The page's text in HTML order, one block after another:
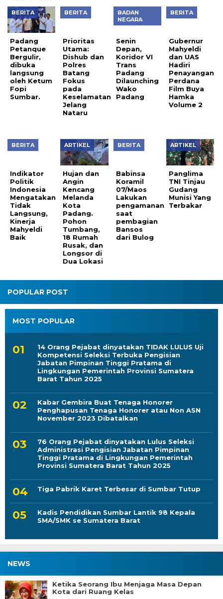
BERITA
Padang
Petanque
Bergulir,
dibuka
langsung
oleh Ketum
Fopi
Sumbar.
BERITA
Prioritas
Polres
Batang
Fokus
pada
Keselamatan
Jelang
Nataru
BADAN
NEGARA
Senin
Depan,
Trans
Padang
Dilaunching
Wako
Padang
BERITA
Gubernur
Hadiri
Penayangan
Perdana
Film Buya
Hamka
Volume 2
Politik
Indonesia
Langsung,
Kinerja
Mahyeldi
Baik
Hujan dan
Angin
Kencang
Melanda
Kota
Padang.
Pohon
Tumbang,
18 Rumah
Rusak, dan
Longsor di
Dua Lokasi
Koramil
07/Maos
saat
pembagian
Bansos
dari Bulog
Panglima
TNI Tinjau
Gudang
Munisi Yang
Terbakar
MOST POPULAR
Jabatan Pimpinan Tinggi Pratama di
Lingkungan Pemerintah Provinsi Sumatera
Barat Tahun 2025
Penghapusan Tenaga Honorer atau Non ASN
November 2023 Dibatalkan
Administrasi Pengisian Jabatan Pimpinan
Tinggi Pratama di Lingkungan Pemerintah
Provinsi Sumatera Barat Tahun 2025
SMA/SMK se Sumatera Barat
Kota dari Ruang Kelas
7 August 2026 | 21:51 WIB